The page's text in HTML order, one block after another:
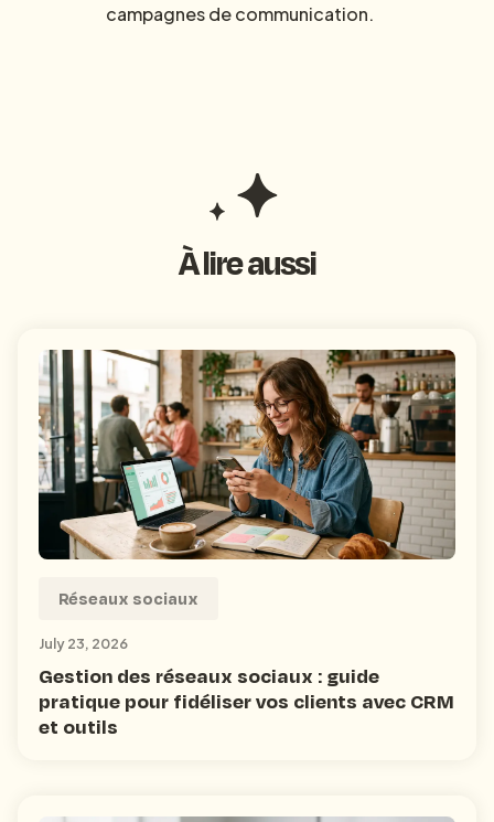
campagnes de communication.
À lire aussi
Réseaux sociaux
July 23, 2026
Gestion des réseaux sociaux : guide
pratique pour fidéliser vos clients avec CRM
et outils